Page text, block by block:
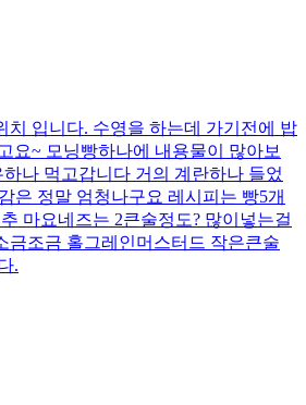
치 입니다. 수영을 하는데 가기전에 밥
요~ 모닝빵하나에 내용물이 많아보
나 먹고갑니다 거의 계란하나 들었
은 정말 엄청나구요 레시피는 빵5개
마요네즈는 2큰술정도? 많이넣는걸
금조금 홀그레인머스터드 작은큰술
.